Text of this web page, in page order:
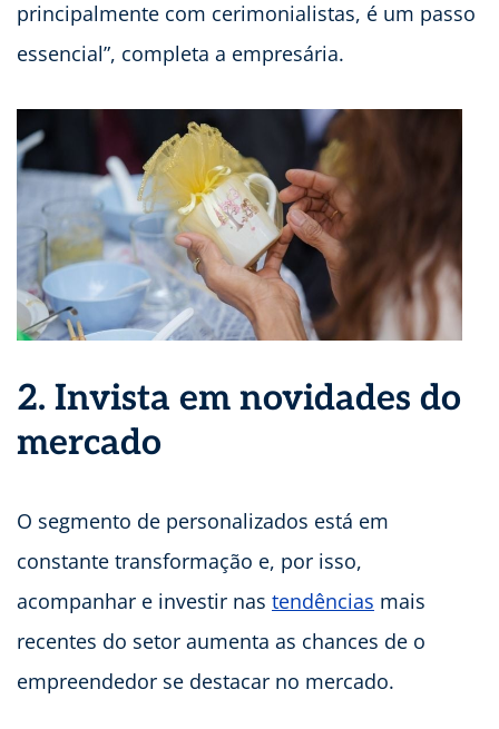
principalmente com cerimonialistas, é um passo
essencial”, completa a empresária.
2. Invista em novidades do
mercado
O segmento de personalizados está em
constante transformação e, por isso,
acompanhar e investir nas tendências mais
recentes do setor aumenta as chances de o
empreendedor se destacar no mercado.